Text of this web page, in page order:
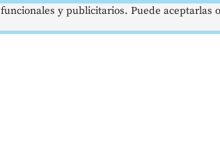
y publicitarios. Puede aceptarlas